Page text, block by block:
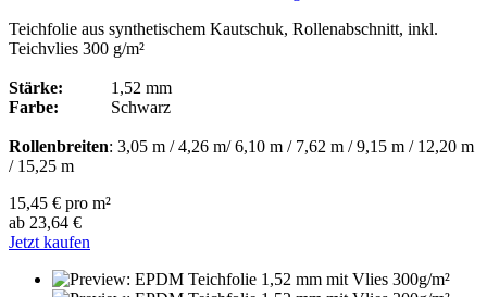
Teichfolie aus synthetischem Kautschuk, Rollenabschnitt, inkl.
Teichvlies 300 g/m²
Stärke:
1,52 mm
Farbe:
Schwarz
Rollenbreiten: 3,05 m / 4,26 m/ 6,10 m / 7,62 m / 9,15 m / 12,20 m
/ 15,25 m
15,45 € pro m²
ab 23,64 €
Jetzt kaufen